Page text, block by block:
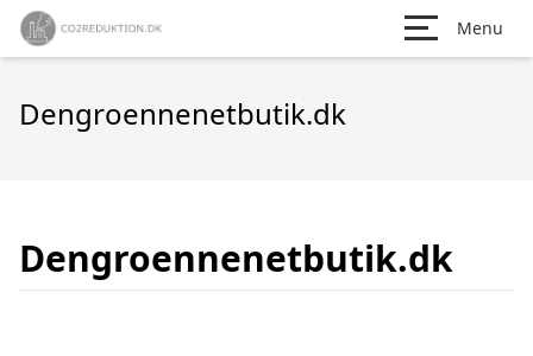
Menu
Dengroennenetbutik.dk
Dengroennenetbutik.dk